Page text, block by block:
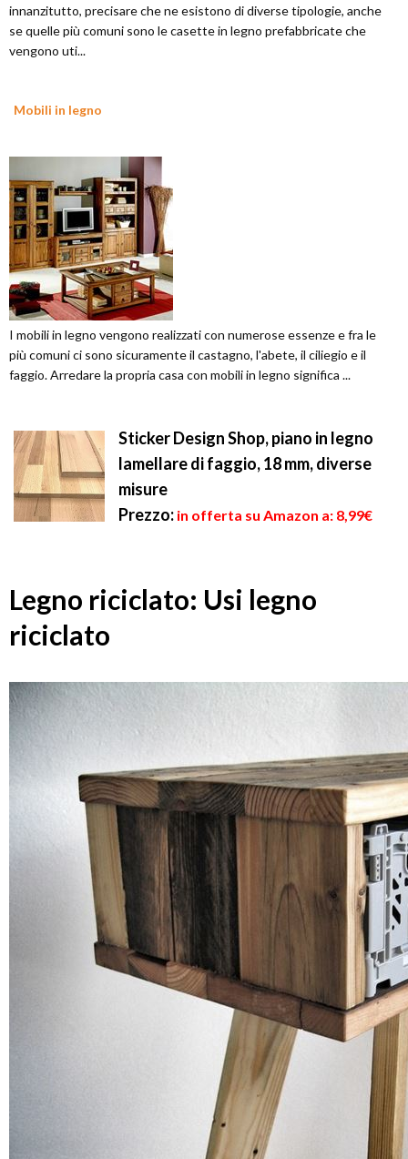
innanzitutto, precisare che ne esistono di diverse tipologie, anche
se quelle più comuni sono le casette in legno prefabbricate che
vengono uti...
Mobili in legno
I mobili in legno vengono realizzati con numerose essenze e fra le
più comuni ci sono sicuramente il castagno, l'abete, il ciliegio e il
faggio. Arredare la propria casa con mobili in legno significa ...
Sticker Design Shop, piano in legno
lamellare di faggio, 18 mm, diverse
misure
Prezzo: in offerta su Amazon a: 8,99€
Legno riciclato: Usi legno
riciclato